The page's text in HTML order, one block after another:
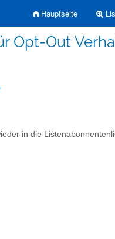
Hauptseite
Opt-Out
in die